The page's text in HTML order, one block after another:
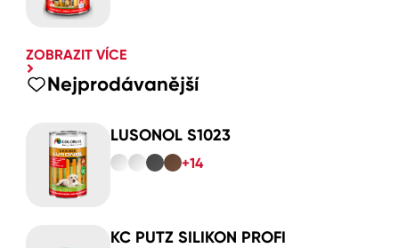
ZOBRAZIT VÍCE
Nejprodávanější
LUSONOL S1023
+14
KC PUTZ SILIKON PROFI